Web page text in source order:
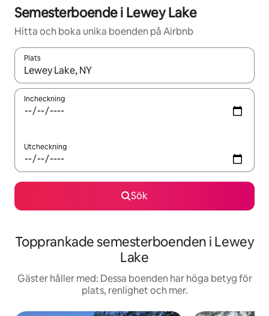
Semesterboende i Lewey Lake
Hitta och boka unika boenden på Airbnb
Plats
När resultaten är tillgängliga kan du navigera med upp- och
Incheckning
Utcheckning
Sök
Topprankade semesterboenden i Lewey
Lake
Gäster håller med: Dessa boenden har höga betyg för
plats, renlighet och mer.